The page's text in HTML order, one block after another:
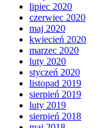
lipiec 2020
czerwiec 2020
maj 2020
kwiecień 2020
marzec 2020
luty 2020
styczeń 2020
listopad 2019
sierpień 2019
luty 2019
sierpień 2018